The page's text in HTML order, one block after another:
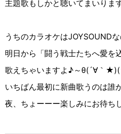
主題歌もしかと聴いてまいりま
うちのカラオケはJOYSOUNDな
明日から「闘う戦士たちへ愛を
歌えちゃいますよ♪～θ(´∀｀
いちばん最初に新曲歌うのは誰
夜、ちょーーー楽しみにお待ち